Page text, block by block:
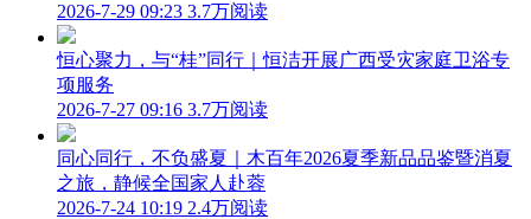
2026-7-29 09:23 3.7万阅读
恒心聚力，与“桂”同行｜恒洁开展广西受灾家庭卫浴专
项服务
2026-7-27 09:16 3.7万阅读
同心同行，不负盛夏｜木百年2026夏季新品品鉴暨消夏
之旅，静候全国家人赴蓉
2026-7-24 10:19 2.4万阅读